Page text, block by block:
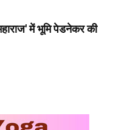
में भूमि पेडनेकर की